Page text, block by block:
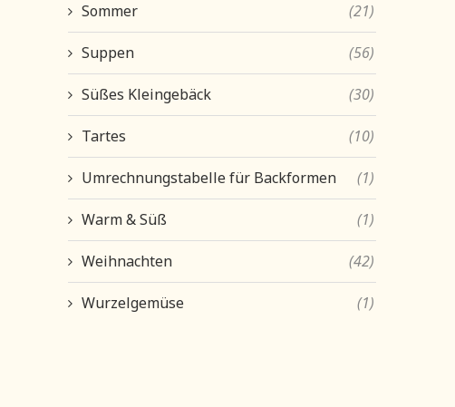
Sommer (21)
Suppen (56)
Süßes Kleingebäck (30)
Tartes (10)
Umrechnungstabelle für Backformen (1)
Warm & Süß (1)
Weihnachten (42)
Wurzelgemüse (1)